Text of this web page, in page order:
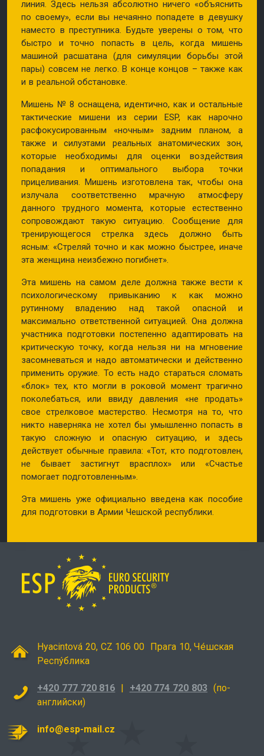
линия. Здесь нельзя абсолютно ничего «объяснить
по своему», если вы нечаянно попадете в девушку
наместо в преступника. Будьте уверены о том, что
быстро и точно попасть в цель, когда мишень
машиной расшатана (для симуляции борьбы этой
пары) совсем не легко. В конце концов – также как
и в реальной обстановке.
Мишень № 8 оснащена, идентично, как и остальные
тактические мишени из серии ESP, как нарочно
расфокусированным «ночным» задним планом, а
также и силуэтами реальных анатомических зон,
которые необходимы для оценки воздействия
попадания и оптимального выбора точки
прицеливания. Мишень изготовлена так, чтобы она
излучала соответственно мрачную атмосферу
данного трудного момента, которые естественно
сопровождают такую ситуацию. Сообщение для
тренирующегося стрелка здесь должно быть
ясным: «Стреляй точно и как можно быстрее, иначе
эта женщина неизбежно погибнет».
Эта мишень на самом деле должна также вести к
психологическому привыканию к как можно
рутинному владению над такой опасной и
максимально ответственной ситуацией. Она должна
участника подготовки постепенно адаптировать на
критическую точку, когда нельзя ни на мгновение
засомневаться и надо автоматически и действенно
применить оружие. То есть надо стараться сломать
«блок» тех, кто могли в роковой момент трагично
поколебаться, или ввиду давления «не продать»
свое стрелковое мастерство. Несмотря на то, что
никто наверняка не хотел бы умышленно попасть в
такую сложную и опасную ситуацию, и здесь
действует обычные правила: «Тот, кто подготовлен,
не бывает застигнут врасплох» или «Счастье
помогает подготовленным».
Эта мишень уже официально введена как пособие
для подготовки в Армии Чешской республики.
Hyacintová 20, CZ 106 00
Прага 10, Че́шская
Респу́блика
+420 777 720 816 +420 774 720 803 (по-
английски)
info@esp-mail.cz